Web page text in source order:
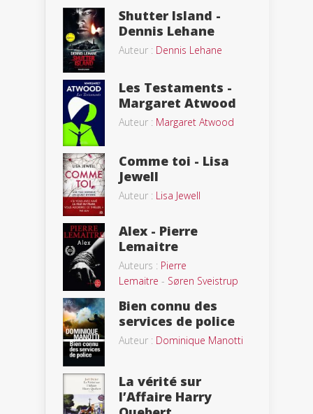
Shutter Island -
Dennis Lehane
Auteur : Dennis Lehane
Les Testaments -
Margaret Atwood
Auteur : Margaret Atwood
Comme toi - Lisa
Jewell
Auteur : Lisa Jewell
Alex - Pierre
Lemaitre
Auteurs : Pierre
Lemaitre - Søren Sveistrup
Bien connu des
services de police
Auteur : Dominique Manotti
La vérité sur
l’Affaire Harry